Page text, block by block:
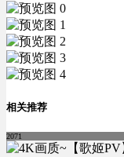
相关推荐
2071